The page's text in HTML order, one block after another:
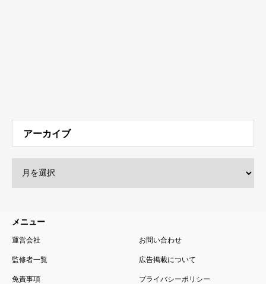
アーカイブ
メニュー
運営会社 お問い合わせ
監修者一覧 広告掲載について
免責事項 プライバシーポリシー